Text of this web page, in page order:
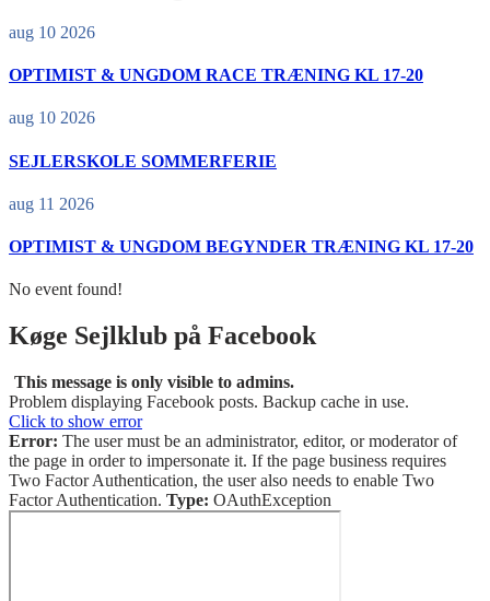
aug 10 2026
OPTIMIST & UNGDOM RACE TRÆNING KL 17-20
aug 10 2026
SEJLERSKOLE SOMMERFERIE
aug 11 2026
OPTIMIST & UNGDOM BEGYNDER TRÆNING KL 17-20
No event found!
Køge Sejlklub på Facebook
This message is only visible to admins.
Problem displaying Facebook posts. Backup cache in use.
Click to show error
Error: The user must be an administrator, editor, or moderator of
the page in order to impersonate it. If the page business requires
Two Factor Authentication, the user also needs to enable Two
Factor Authentication. Type: OAuthException